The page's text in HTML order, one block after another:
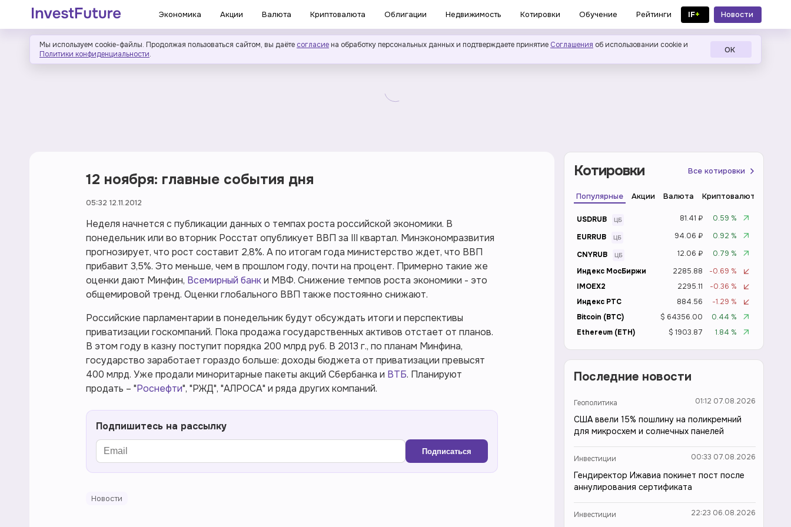
Экономика Акции Валюта Криптовалюта Облигации Недвижимость Котировки Обучение Рейтинги IF+
Новости
в MAX
Мы используем cookie-файлы. Продолжая пользоваться сайтом, вы даёте согласие на обработку персональных данных и подтверждаете принятие Соглашения об использовании cookie и
Политики конфиденциальности. ОК
12 ноября: главные события дня
05:32 12.11.2012
Неделя начнется с публикации данных о темпах роста российской экономики. В
понедельник или во вторник Росстат опубликует ВВП за III квартал. Минэкономразвития
прогнозирует, что рост составит 2,8%. А по итогам года министерство ждет, что ВВП
прибавит 3,5%. Это меньше, чем в прошлом году, почти на процент. Примерно такие же
оценки дают Минфин, Всемирный банки МВФ. Снижение темпов роста экономики - это
общемировой тренд. Оценки глобального ВВП также постоянно снижают.
Российские парламентарии в понедельник будут обсуждать итоги и перспективы
приватизации госкомпаний. Пока продажа государственных активов отстает от планов.
В этом году в казну поступит порядка 200 млрд руб. В 2013 г., по планам Минфина,
государство заработает гораздо больше: доходы бюджета от приватизации превысят
400 млрд. Уже продали миноритарные пакеты акций Сбербанка и ВТБ. Планируют
продать – "Роснефти", "РЖД", "АЛРОСА" и ряда других компаний.
Подпишитесь на рассылку
Подписаться
Новости
Котировки Все котировки
Популярные Акции Валюта Криптовалюта
USDRUB 81.41 ₽
0.59 %
EURRUB
94.06 ₽
0.92 %
CNYRUB
12.06 ₽
0.79 %
Индекс МосБиржи
2285.88
-0.69 %
IMOEX2
2295.11
-0.36 %
Индекс РТС
884.56
-1.29 %
Bitcoin (BTC)
$ 64356.00
0.44 %
Ethereum (ETH)
$ 1903.87 1.84 %
Последние новости
Геополитика 01:12 07.08.2026
США ввели 15% пошлину на поликремний
для микросхем и солнечных панелей
Инвестиции 00:33 07.08.2026
Гендиректор Ижавиа покинет пост после
аннулирования сертификата
Инвестиции 22:23 06.08.2026